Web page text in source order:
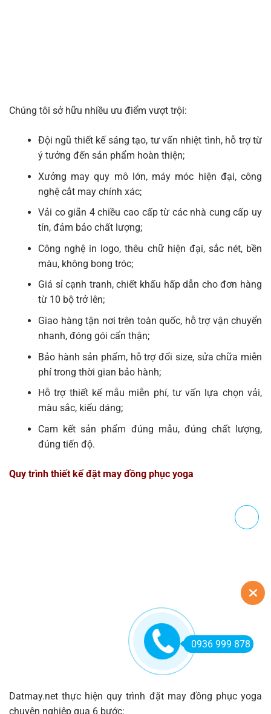
Chúng tôi sở hữu nhiều ưu điểm vượt trội:
Đội ngũ thiết kế sáng tạo, tư vấn nhiệt tình, hỗ trợ từ
ý tưởng đến sản phẩm hoàn thiện;
Xưởng may quy mô lớn, máy móc hiện đại, công
nghệ cắt may chính xác;
Vải co giãn 4 chiều cao cấp từ các nhà cung cấp uy
tín, đảm bảo chất lượng;
Công nghệ in logo, thêu chữ hiện đại, sắc nét, bền
màu, không bong tróc;
Giá sỉ cạnh tranh, chiết khấu hấp dẫn cho đơn hàng
từ 10 bộ trở lên;
Giao hàng tận nơi trên toàn quốc, hỗ trợ vận chuyển
nhanh, đóng gói cẩn thận;
Bảo hành sản phẩm, hỗ trợ đổi size, sửa chữa miễn
phí trong thời gian bảo hành;
Hỗ trợ thiết kế mẫu miễn phí, tư vấn lựa chọn vải,
màu sắc, kiểu dáng;
Cam kết sản phẩm đúng mẫu, đúng chất lượng,
đúng tiến độ.
Quy trình thiết kế đặt may đồng phục yoga
Datmay.net thực hiện quy trình đặt may đồng phục yoga
chuyên nghiệp qua 6 bước:
0936 999 878